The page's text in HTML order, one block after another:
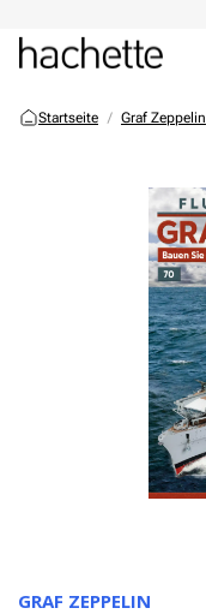
Startseite Graf Zeppelin
GRAF ZEPPELIN